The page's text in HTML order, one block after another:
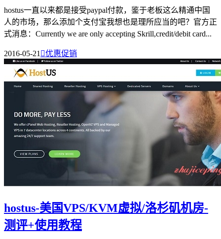
hostus一直以来都是接受paypal付款，鉴于老板这么精通中国
人的市场，那么添加个支付宝我想也是理所应当的吧？官方正
式消息：Currently we are only accepting Skrill,credit/debit card...
2016-05-21优惠促销
hostus-美国VPS/KVM虚拟/洛杉矶机房-
测评+使用教程